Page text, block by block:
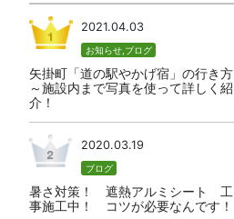
2021.04.03
お知らせ, ブログ
矢掛町「道の駅やかげ宿」の行き方
～施設内まで写真を使って詳しく紹
介！
2020.03.19
ブログ
暑さ対策！ 遮熱アルミシート 工
事施工中！ コツが必要なんです！